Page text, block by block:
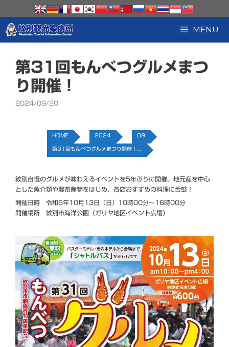
ン
テ
ン
MENU
第31回もんべつグルメまつ
り開催！
2024/09/20
HOME 2024 09
第31回もんべつグルメまつり開催！...
紋別自慢のグルメが味わえるイベントを5年ぶりに開催。地元産を中心
とした魚介類や農畜産物をはじめ、各店おすすめの料理に舌鼓！
開催日時 令和6年10月13日（日）10時00分～16時00分
開催場所 紋別市海洋公園（ガリヤ地区イベント広場）